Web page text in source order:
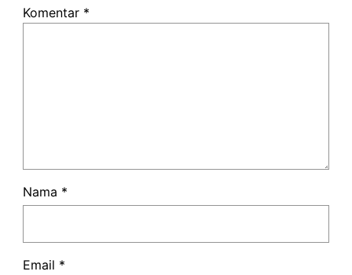
Komentar *
Nama *
Email *